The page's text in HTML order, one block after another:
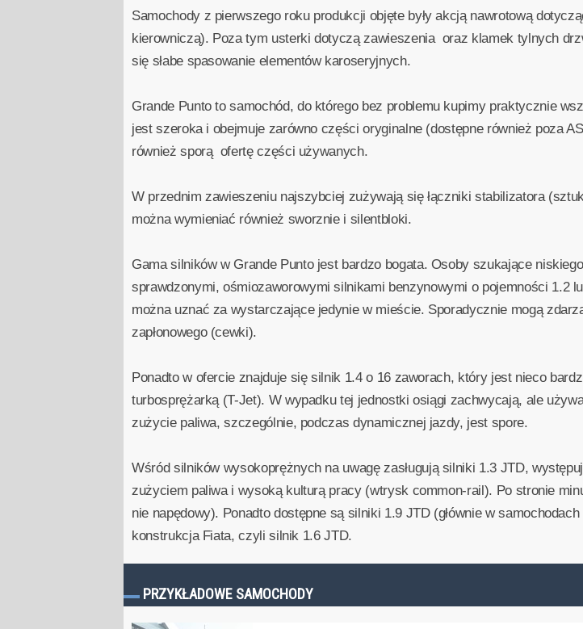
Samochody z pierwszego roku produkcji objęte były akcją nawrotową
kierowniczą). Poza tym usterki dotyczą zawieszenia oraz klamek tylnych
się słabe spasowanie elementów karoseryjnych.
Grande Punto to samochód, do którego bez problemu kupimy praktycznie
jest szeroka i obejmuje zarówno części oryginalne (dostępne również poza
również sporą ofertę części używanych.
W przednim zawieszeniu najszybciej zużywają się łączniki stabilizatora
można wymieniać również sworznie i silentbloki.
Gama silników w Grande Punto jest bardzo bogata. Osoby szukające
sprawdzonymi, ośmiozaworowymi silnikami benzynowymi o pojemności 1.2
można uznać za wystarczające jedynie w mieście. Sporadycznie mogą
zapłonowego (cewki).
Ponadto w ofercie znajduje się silnik 1.4 o 16 zaworach, który jest nieco
turbosprężarką (T-Jet). W wypadku tej jednostki osiągi zachwycają, ale
zużycie paliwa, szczególnie, podczas dynamicznej jazdy, jest spore.
Wśród silników wysokoprężnych na uwagę zasługują silniki 1.3 JTD,
zużyciem paliwa i wysoką kulturą pracy (wtrysk common-rail). Po stronie
nie napędowy). Ponadto dostępne są silniki 1.9 JTD (głównie w
konstrukcja Fiata, czyli silnik 1.6 JTD.
PRZYKŁADOWE SAMOCHODY